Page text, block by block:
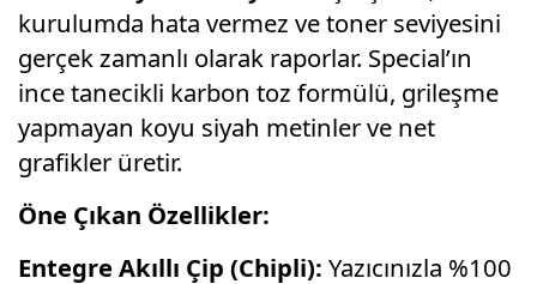
kurulumda hata vermez ve toner seviyesini
gerçek zamanlı olarak raporlar. Special’ın
ince tanecikli karbon toz formülü, grileşme
yapmayan koyu siyah metinler ve net
grafikler üretir.
Öne Çıkan Özellikler:
Entegre Akıllı Çip (Chipli): Yazıcınızla %100